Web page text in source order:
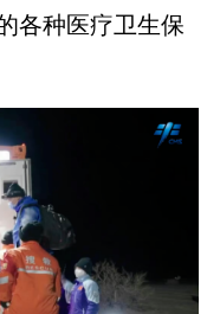
各种医疗卫生保